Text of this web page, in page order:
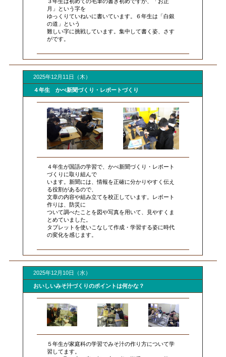
月」という字を
ゆっくりていねいに書いています。６年生は「白銀
の道」という
難しい字に挑戦しています。集中して書く姿、さす
がです。
2025年12月11日（木）
４年生 かべ新聞づくり・レポートづくり
４年生が国語の学習で、かべ新聞づくり・レポート
づくりに取り組んで
います。新聞には、情報を正確に分かりやすく伝え
る役割があるので、
文章の内容や組み立てを校正しています。レポート
作りは、防災に
ついて調べたことを図や写真を用いて、見やすくま
とめていました。
タブレットを使いこなして作成・学習する姿に時代
の変化を感じます。
2025年12月10日（水）
おいしいみそ汁づくりのポイントは何かな？
５年生が家庭科の学習でみそ汁の作り方について学
習してます。